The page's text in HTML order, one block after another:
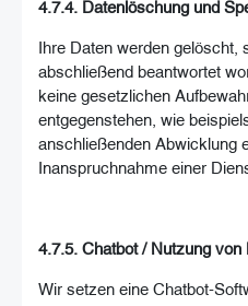
4.7.4. Datenlöschung und
Ihre Daten werden gelöscht,
abschließend beantwortet
keine gesetzlichen
entgegenstehen, wie
anschließenden Abwicklung
Inanspruchnahme einer
4.7.5. Chatbot / Nutzung von
Wir setzen eine Chatbot-